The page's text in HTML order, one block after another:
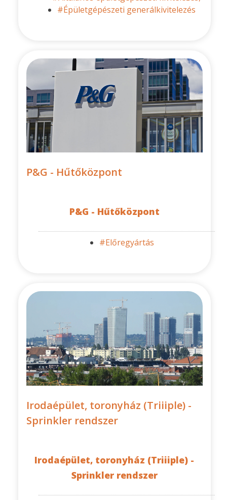
#Épületgépészeti generálkivitelezés
P&G - Hűtőközpont
P&G - Hűtőközpont
#Előregyártás
Irodaépület, toronyház (Triiiple) -
Sprinkler rendszer
Irodaépület, toronyház (Triiiple) -
Sprinkler rendszer